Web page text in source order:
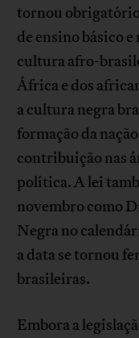
tornou obrigatório
de ensino básico
cultura afro-
África e dos
a cultura negra
formação da
contribuição nas
política. A lei
novembro como
Negra no
a data se tornou
brasileiras.
Embora a